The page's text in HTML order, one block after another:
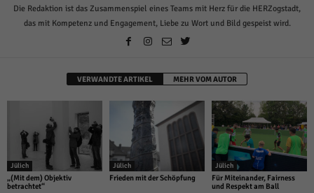
Die Redaktion ist das Zusammenspiel eines Teams mit Herz für die HERZogstadt,
das mit Kompetenz und Engagement, Liebe zu Wort und Bild gespeist wird.
VERWANDTE ARTIKEL MEHR VOM AUTOR
Jülich
„(Mit dem) Objektiv
betrachtet“
Jülich
Frieden mit der Schöpfung
Jülich
Für Miteinander, Fairness
und Respekt am Ball
Cookie-Informationen anzeigen
Inhalte von Videoplattformen und Social-Media-Plattformen werden
standardmäßig blockiert. Wenn Cookies von externen Medien akzeptiert
Cookie-Informationen anzeigen
powered by Borlabs Cookie Datenschutzerklärung Impressum